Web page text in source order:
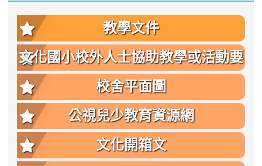
教學文件
文化國小校外人士協助教學或活動要
點
校舍平面圖
公視兒少教育資源網
文化開箱文